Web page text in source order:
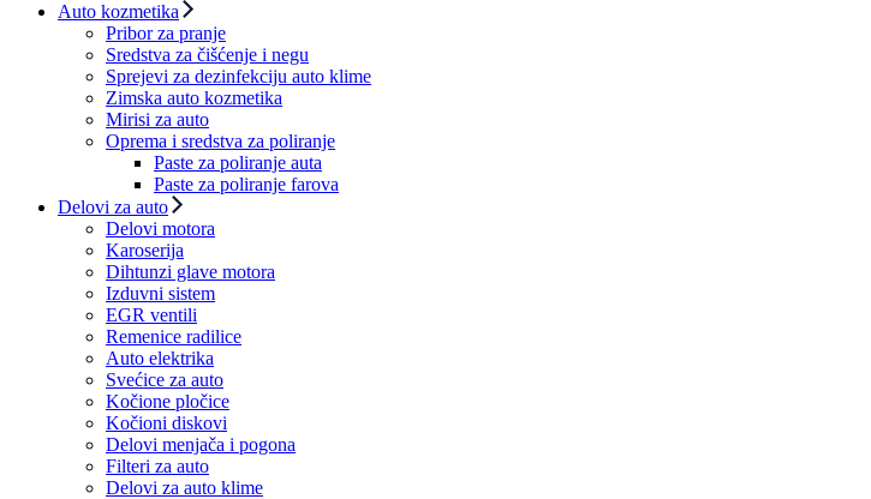
Auto kozmetika
Pribor za pranje
Sredstva za čišćenje i negu
Sprejevi za dezinfekciju auto klime
Zimska auto kozmetika
Mirisi za auto
Oprema i sredstva za poliranje
Paste za poliranje auta
Paste za poliranje farova
Delovi za auto
Delovi motora
Karoserija
Dihtunzi glave motora
Izduvni sistem
EGR ventili
Remenice radilice
Auto elektrika
Svećice za auto
Kočione pločice
Kočioni diskovi
Delovi menjača i pogona
Filteri za auto
Delovi za auto klime